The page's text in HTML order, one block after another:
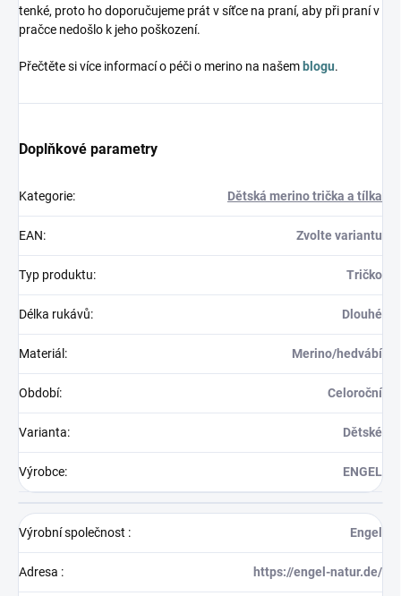
tenké, proto ho doporučujeme prát v síťce na praní, aby při praní v
pračce nedošlo k jeho poškození.
Přečtěte si více informací o péči o merino na našemblogu.
Doplňkové parametry
Kategorie: Dětská merino trička a tílka
EAN: Zvolte variantu
Typ produktu: Tričko
Délka rukávů: Dlouhé
Materiál: Merino/hedvábí
Období: Celoroční
Varianta: Dětské
Výrobce: ENGEL
Výrobní společnost : Engel
Adresa : https://engel-natur.de/